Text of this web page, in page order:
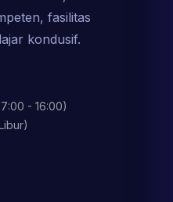
fasilitas
kondusif.
- 16:00)